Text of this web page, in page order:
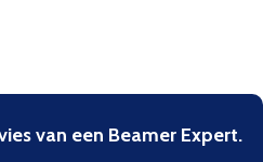
van een Beamer Expert.